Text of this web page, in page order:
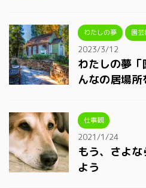
わたしの夢 園
2023/3/12
わたしの夢
んなの居場所
仕事観
2021/1/24
もう、さよ
よう